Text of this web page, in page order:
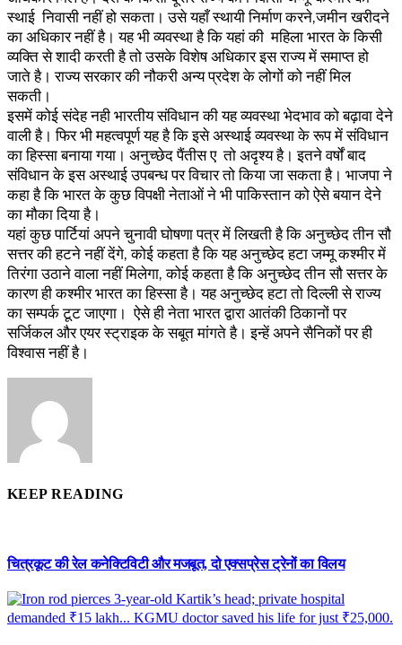
स्थाई निवासी नहीं हो सकता। उसे यहाँ स्थायी निर्माण करने,जमीन खरीदने
का अधिकार नहीं है। यह भी व्यवस्था है कि यहां की महिला भारत के किसी
व्यक्ति से शादी करती है तो उसके विशेष अधिकार इस राज्य में समाप्त हो
जाते है। राज्य सरकार की नौकरी अन्य प्रदेश के लोगों को नहीं मिल
सकती।
इसमें कोई संदेह नही भारतीय संविधान की यह व्यवस्था भेदभाव को बढ़ावा देने
वाली है। फिर भी महत्वपूर्ण यह है कि इसे अस्थाई व्यवस्था के रूप में संविधान
का हिस्सा बनाया गया। अनुच्छेद पैंतीस ए तो अदृश्य है। इतने वर्षों बाद
संविधान के इस अस्थाई उपबन्ध पर विचार तो किया जा सकता है। भाजपा ने
कहा है कि भारत के कुछ विपक्षी नेताओं ने भी पाकिस्तान को ऐसे बयान देने
का मौका दिया है।
यहां कुछ पार्टियां अपने चुनावी घोषणा पत्र में लिखती है कि अनुच्छेद तीन सौ
सत्तर की हटने नहीं देंगे, कोई कहता है कि यह अनुच्छेद हटा जम्मू कश्मीर में
तिरंगा उठाने वाला नहीं मिलेगा, कोई कहता है कि अनुच्छेद तीन सौ सत्तर के
कारण ही कश्मीर भारत का हिस्सा है। यह अनुच्छेद हटा तो दिल्ली से राज्य
का सम्पर्क टूट जाएगा। ऐसे ही नेता भारत द्वारा आतंकी ठिकानों पर
सर्जिकल और एयर स्ट्राइक के सबूत मांगते है। इन्हें अपने सैनिकों पर ही
विश्वास नहीं है।
KEEP READING
चित्रकूट की रेल कनेक्टिविटी और मजबूत, दो एक्सप्रेस ट्रेनों का विलय